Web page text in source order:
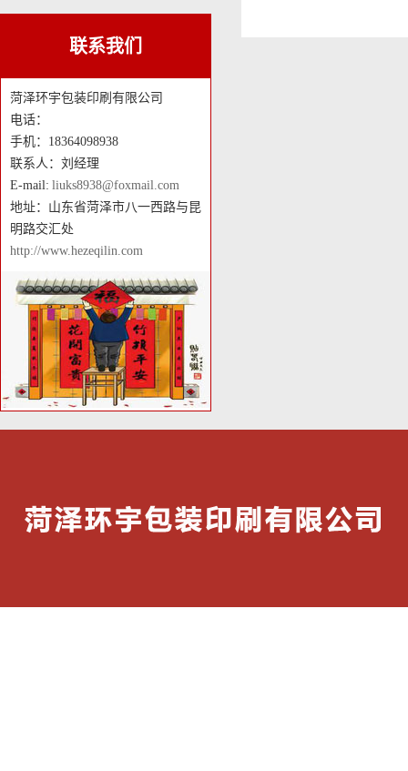
联系我们
菏泽环宇包装印刷有限公司
电话：
手机：18364098938
联系人：刘经理
E-mail: liuks8938@foxmail.com
地址：山东省菏泽市八一西路与昆
明路交汇处
http://www.hezeqilin.com